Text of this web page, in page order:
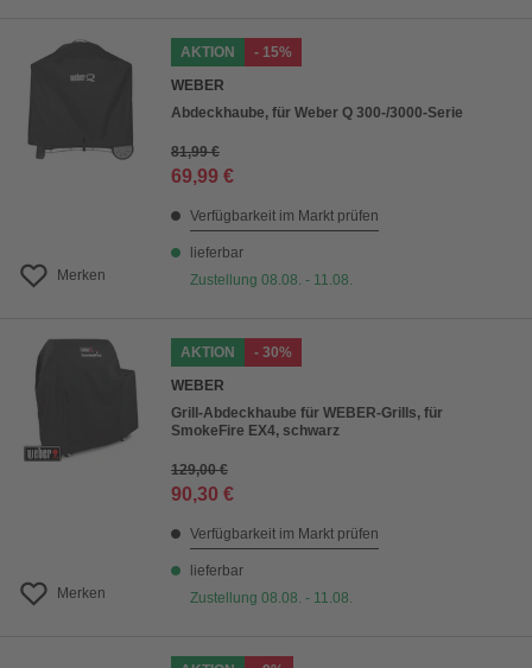
Merken
AKTION
- 15%
WEBER
Abdeckhaube, für Weber Q 300-/3000-Serie
81,99 €
69,99 €
Verfügbarkeit im Markt prüfen
lieferbar
Zustellung 08.08. - 11.08.
Merken
AKTION
- 30%
WEBER
Grill-Abdeckhaube für WEBER-Grills, für
SmokeFire EX4, schwarz
129,00 €
90,30 €
Verfügbarkeit im Markt prüfen
lieferbar
Zustellung 08.08. - 11.08.